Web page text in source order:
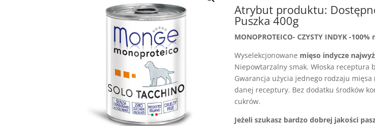
Atrybut produktu:
Puszka 400g
MONOPROTEICO- CZYSTY INDYK -100%
Wyselekcjonowane mięso indycze
Niepowtarzalny smak. Włoska receptura
Gwarancja użycia jednego rodzaju mięsa
danej receptury. Bez dodatku środków
cukrów.
Jeżeli szukasz bardzo dobrej jakości